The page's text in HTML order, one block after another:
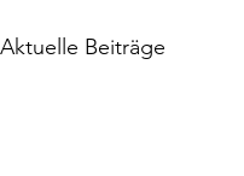
Aktuelle Beiträge